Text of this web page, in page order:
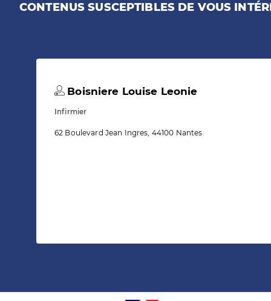
CONTENUS SUSCEPTIBLES DE VOUS
Boisniere Louise Leonie
Infirmier
62 Boulevard Jean Ingres, 44100 Nantes